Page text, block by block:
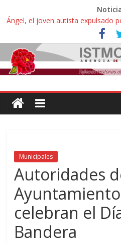
Ángel, el joven autista expulsado
Ixtepec, Oaxaca vuelve a las aulas
Familiares de periodista
la SEGOB y exigen detener a los
intelectuales de su asesinato
Alertan pescadores de Juchitán,
Pescadores y comuneros ikoots
material pétreo de gravera Oyamel
Municipales
Autoridades
celebran el
Bandera